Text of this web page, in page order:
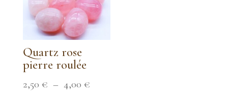
Quartz rose
pierre roulée
2,50 € – 4,00 €Plage